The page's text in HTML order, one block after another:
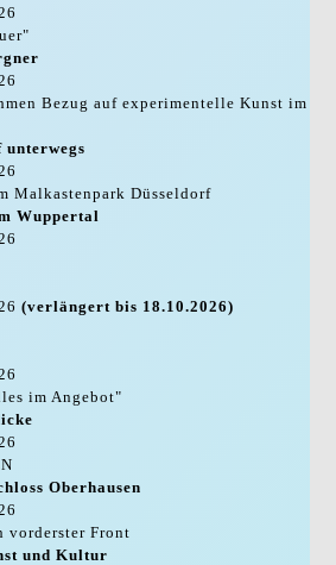
Bezug auf experimentelle Kunst im
Malkastenpark Düsseldorf
Wuppertal
(verlängert bis 18.10.2026)
im Angebot"
Oberhausen
vorderster Front
und Kultur